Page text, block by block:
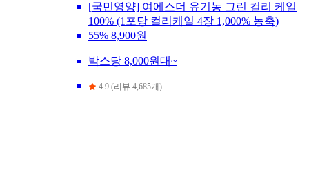
[국민영양] 여에스더 유기농 그린 컬리 케일
100% (1포당 컬리케일 4장 1,000% 농축)
55% 8,900원
박스당 8,000원대~
4.9 (리뷰 4,685개)